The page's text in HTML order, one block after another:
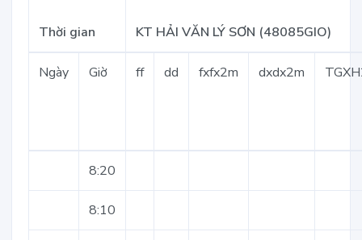
Thời gian KT HẢI VĂN LÝ SƠN (48085GIO)
Ngày Giờ ff dd fxfx2m dxdx2m
8:20
8:10